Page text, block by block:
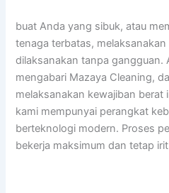
buat Anda yang sibuk, atau
tenaga terbatas,
dilaksanakan tanpa gangguan.
mengabari Mazaya Cleaning,
melaksanakan kewajiban berat
kami mempunyai perangkat
berteknologi modern. Proses
bekerja maksimum dan tetap